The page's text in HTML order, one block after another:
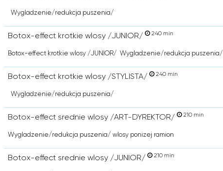
Wygladzenie/redukcja puszenia/
Botox-effect krotkie wlosy /JUNIOR/ 240 min
Botox-effect krotkie wlosy /JUNIOR/ Wygladzenie/redukcja puszenia/
Botox-effect krotkie wlosy /STYLISTA/ 240 min
Wygladzenie/redukcja puszenia/
Botox-effect srednie wlosy /ART-DYREKTOR/ 210 min
Wygladzenie/redukcja puszenia/ wlosy ponizej ramion
Botox-effect srednie wlosy /JUNIOR/ 210 min